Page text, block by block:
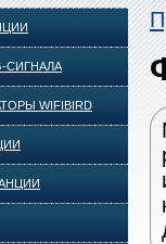
СИГНАЛА
WIFIBIRD